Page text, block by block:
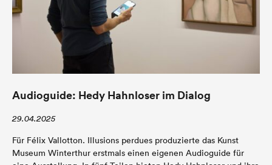
Audioguide: Hedy Hahnloser im Dialog
29.04.2025
Für Félix Vallotton. Illusions perdues produzierte das Kunst
Museum Winterthur erstmals einen eigenen Audioguide für